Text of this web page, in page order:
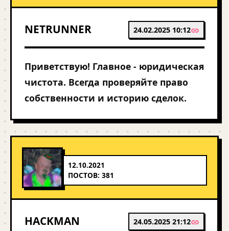
NETRUNNER 24.02.2025 10:12
Приветствую! Главное - юридическая
чистота. Всегда проверяйте право
собственности и историю сделок.
12.10.2021
ПОСТОВ: 381
HACKMAN 24.05.2025 21:12